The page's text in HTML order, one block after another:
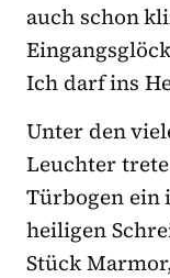
auch schon
Ich darf ins
Unter den
Leuchter
Türbogen ein
heiligen
Stück